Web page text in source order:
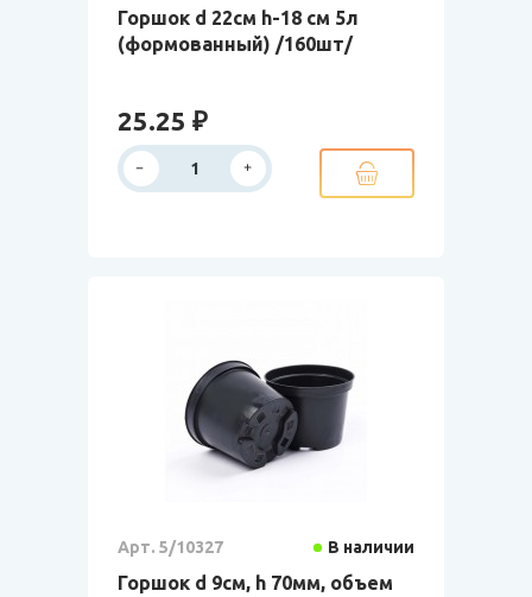
Горшок d 22см h-18 см 5л
(формованный) /160шт/
25.25 ₽
Арт. 5/10327 В наличии
Горшок d 9см, h 70мм, объем